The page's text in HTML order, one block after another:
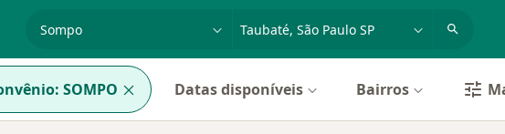
cidade ou região
SOMPO Datas disponíveis Bairros